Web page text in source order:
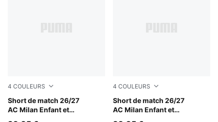
4 COULEURS
Short de match 26/27
AC Milan Enfant et
PUMA White-For All Time Red
4 COULEURS
Short de match 26/27
AC Milan Enfant et
PUMA Black-For All Time